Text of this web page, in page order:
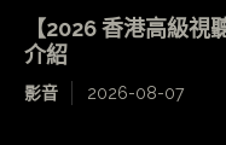
【2026 香港高級
介紹
影音 2026-08-07